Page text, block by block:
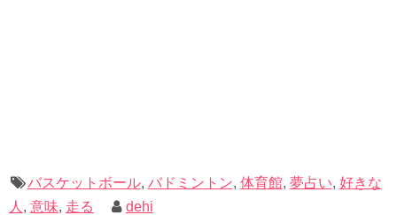
その結果をお話するのは野暮ですが、男の子はそれ以来、
バスケットボール, バドミントン, 体育館, 夢占い, 好きな
人 , 意味, 走る dehi